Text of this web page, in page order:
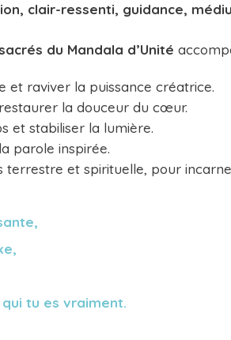
clair-ressenti, guidance,
du Mandala d’Unité
et raviver la puissance créatrice.
la douceur du cœur.
et stabiliser la lumière.
parole inspirée.
terrestre et spirituelle, pour
tu es vraiment.